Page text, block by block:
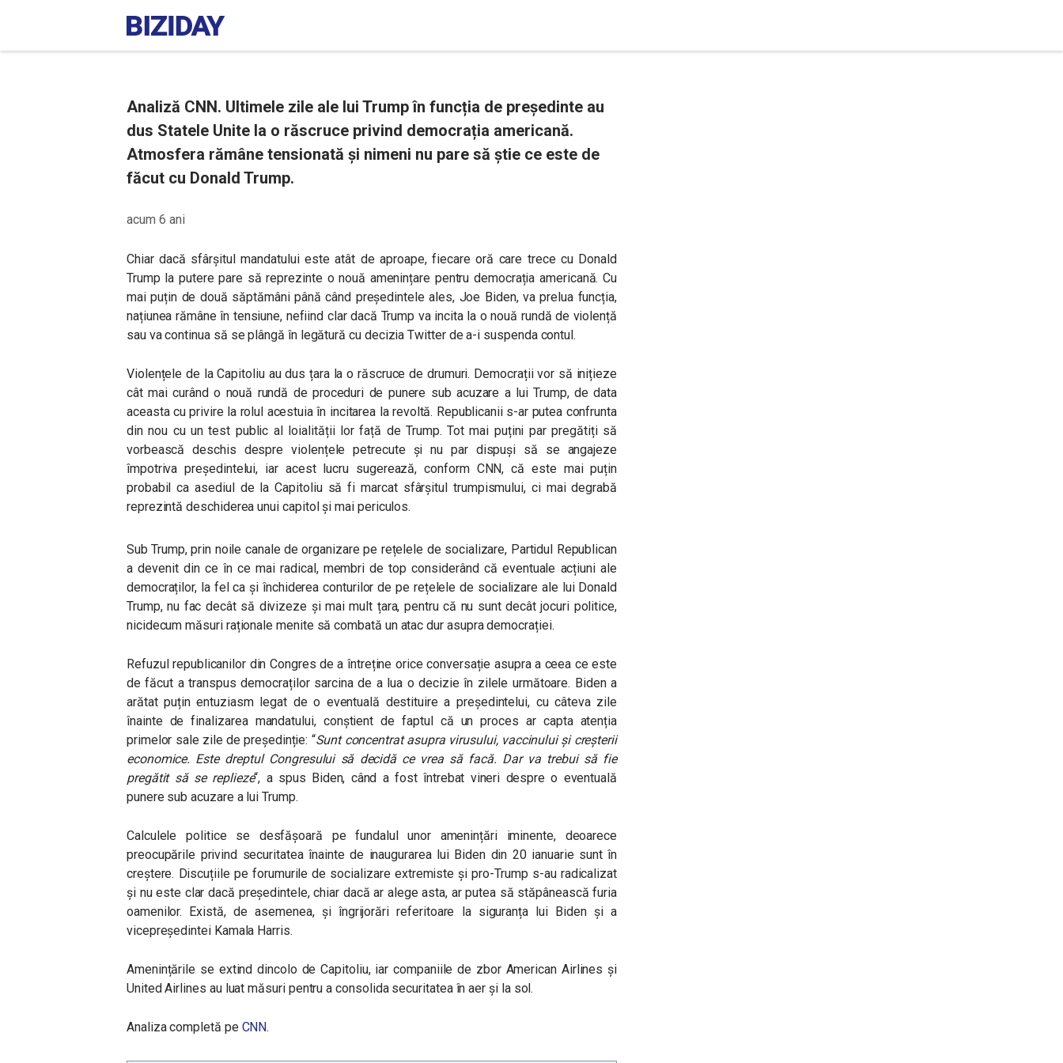
Analiză CNN. Ultimele zile ale lui Trump în funcția de președinte au
dus Statele Unite la o răscruce privind democrația americană.
Atmosfera rămâne tensionată și nimeni nu pare să știe ce este de
făcut cu Donald Trump.
acum 6 ani
Chiar dacă sfârșitul mandatului este atât de aproape, fiecare oră care trece cu Donald
Trump la putere pare să reprezinte o nouă amenințare pentru democrația americană. Cu
mai puțin de două săptămâni până când președintele ales, Joe Biden, va prelua funcția,
națiunea rămâne în tensiune, nefiind clar dacă Trump va incita la o nouă rundă de violență
sau va continua să se plângă în legătură cu decizia Twitter de a-i suspenda contul.
Violențele de la Capitoliu au dus țara la o răscruce de drumuri. Democrații vor să inițieze
cât mai curând o nouă rundă de proceduri de punere sub acuzare a lui Trump, de data
aceasta cu privire la rolul acestuia în incitarea la revoltă. Republicanii s-ar putea confrunta
din nou cu un test public al loialității lor față de Trump. Tot mai puțini par pregătiți să
vorbească deschis despre violențele petrecute și nu par dispuși să se angajeze
împotriva președintelui, iar acest lucru sugerează, conform CNN, că este mai puțin
probabil ca asediul de la Capitoliu să fi marcat sfârșitul trumpismului, ci mai degrabă
reprezintă deschiderea unui capitol și mai periculos.
Sub Trump, prin noile canale de organizare pe rețelele de socializare, Partidul Republican
a devenit din ce în ce mai radical, membri de top considerând că eventuale acțiuni ale
democraților, la fel ca și închiderea conturilor de pe rețelele de socializare ale lui Donald
Trump, nu fac decât să divizeze și mai mult țara, pentru că nu sunt decât jocuri politice,
nicidecum măsuri raționale menite să combată un atac dur asupra democrației.
Refuzul republicanilor din Congres de a întreține orice conversație asupra a ceea ce este
de făcut a transpus democraților sarcina de a lua o decizie în zilele următoare. Biden a
arătat puțin entuziasm legat de o eventuală destituire a președintelui, cu câteva zile
înainte de finalizarea mandatului, conștient de faptul că un proces ar capta atenția
primelor sale zile de președinție: “Sunt concentrat asupra virusului, vaccinului și creșterii
economice. Este dreptul Congresului să decidă ce vrea să facă. Dar va trebui să fie
pregătit să se replieze“, a spus Biden, când a fost întrebat vineri despre o eventuală
punere sub acuzare a lui Trump.
Calculele politice se desfășoară pe fundalul unor amenințări iminente, deoarece
preocupările privind securitatea înainte de inaugurarea lui Biden din 20 ianuarie sunt în
creștere. Discuțiile pe forumurile de socializare extremiste și pro-Trump s-au radicalizat
și nu este clar dacă președintele, chiar dacă ar alege asta, ar putea să stăpânească furia
oamenilor. Există, de asemenea, și îngrijorări referitoare la siguranța lui Biden și a
vicepreședintei Kamala Harris.
Amenințările se extind dincolo de Capitoliu, iar companiile de zbor American Airlines și
United Airlines au luat măsuri pentru a consolida securitatea în aer și la sol.
Analiza completă pe CNN.